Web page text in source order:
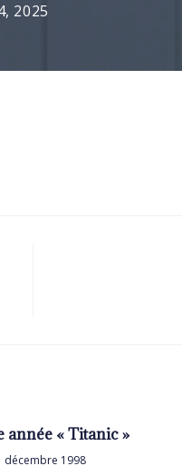
2025
année « Titanic »
décembre 1998